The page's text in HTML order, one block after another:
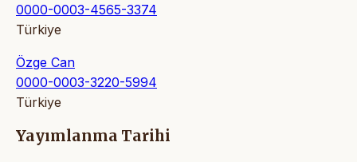
0000-0003-4565-3374
Türkiye
Özge Can
0000-0003-3220-5994
Türkiye
Yayımlanma Tarihi